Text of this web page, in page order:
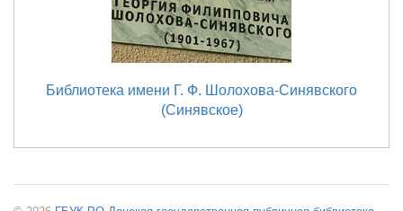
Библиотека имени Г. Ф. Шолохова-Синявского
(Синявское)